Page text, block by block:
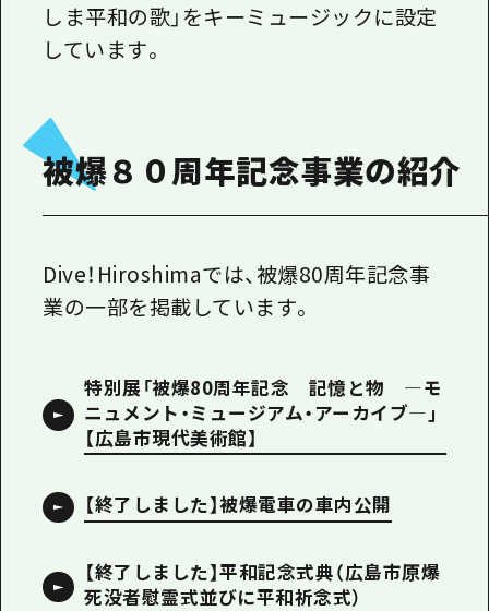
しま平和の歌」をキーミュージックに設定
しています。
被爆８０周年記念事業の紹介
Dive！ Hiroshimaでは、被爆80周年記念事
業の一部を掲載しています。
特別展「被爆80周年記念 記憶と物 ―モ
ニュメント・ミュージアム・アーカイブ―」
【広島市現代美術館】
【終了しました】被爆電車の車内公開
【終了しました】平和記念式典（広島市原爆
死没者慰霊式並びに平和祈念式）